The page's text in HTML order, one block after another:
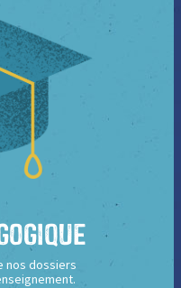
nos dossiers